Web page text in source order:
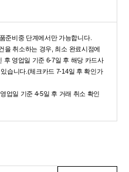
준비중 단계에서만 가능합니다.
을 취소하는 경우, 최소 완료시점에
후 영업일 기준 6-7일 후 해당 카드사
습니다.(체크카드 7-14일 후 확인가
업일 기준 4-5일 후 거래 취소 확인